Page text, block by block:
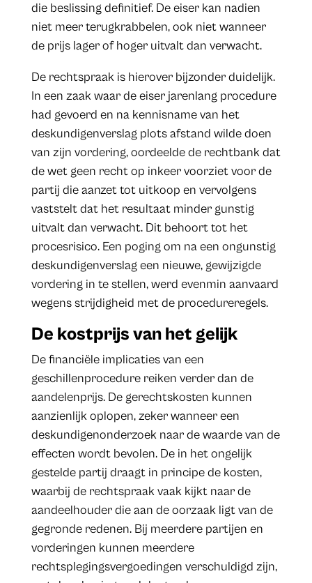
die beslissing definitief. De eiser kan nadien
niet meer terugkrabbelen, ook niet wanneer
de prijs lager of hoger uitvalt dan verwacht.
De rechtspraak is hierover bijzonder duidelijk.
In een zaak waar de eiser jarenlang procedure
had gevoerd en na kennisname van het
deskundigenverslag plots afstand wilde doen
van zijn vordering, oordeelde de rechtbank dat
de wet geen recht op inkeer voorziet voor de
partij die aanzet tot uitkoop en vervolgens
vaststelt dat het resultaat minder gunstig
uitvalt dan verwacht. Dit behoort tot het
procesrisico. Een poging om na een ongunstig
deskundigenverslag een nieuwe, gewijzigde
vordering in te stellen, werd evenmin aanvaard
wegens strijdigheid met de procedureregels.
De kostprijs van het gelijk
De financiële implicaties van een
geschillenprocedure reiken verder dan de
aandelenprijs. De gerechtskosten kunnen
aanzienlijk oplopen, zeker wanneer een
deskundigenonderzoek naar de waarde van de
effecten wordt bevolen. De in het ongelijk
gestelde partij draagt in principe de kosten,
waarbij de rechtspraak vaak kijkt naar de
aandeelhouder die aan de oorzaak ligt van de
gegronde redenen. Bij meerdere partijen en
vorderingen kunnen meerdere
rechtsplegingsvergoedingen verschuldigd zijn,